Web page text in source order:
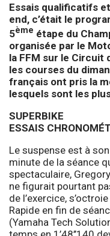
Essais qualificatifs
end, c’était le
5ème étape du
organisée par le
la FFM sur le Circuit
les courses du
français ont pris la
lesquels sont les
SUPERBIKE
ESSAIS
Le suspense est à
minute de la séance
spectaculaire,
ne figurait pourtant
de l’exercice,
Rapide en fin de
(Yamaha Tech